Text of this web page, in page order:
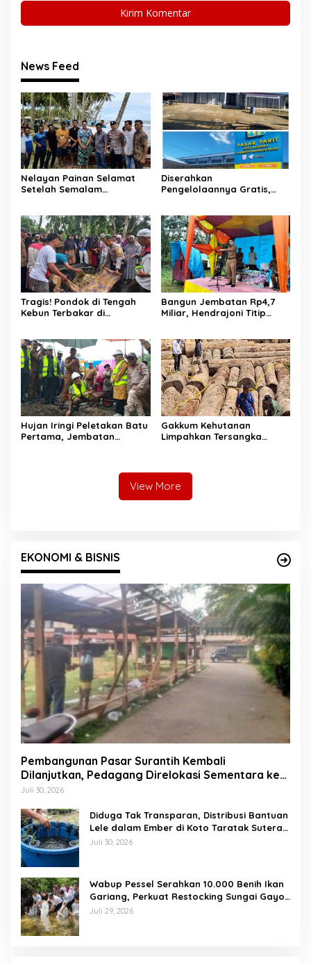
News Feed
Nelayan Painan Selamat
Setelah Semalam
Selatan
Diserahkan
Pengelolaannya Gratis,
Kontrak Toko
Tragis! Pondok di Tengah
Kebun Terbakar di
Bakar
Bangun Jembatan Rp4,7
Miliar, Hendrajoni Titip
Sembarangan
Hujan Iringi Peletakan Batu
Pertama, Jembatan
Gakkum Kehutanan
Limpahkan Tersangka
View More
EKONOMI & BISNIS
Pembangunan Pasar Surantih Kembali
Dilanjutkan, Pedagang Direlokasi Sementara ke
Lapangan Gadih Basanai
Juli 30, 2026
Diduga Tak Transparan, Distribusi Bantuan
Lele dalam Ember di Koto Taratak Sutera
Tuai Sorotan Warga
Juli 30, 2026
Wabup Pessel Serahkan 10.000 Benih Ikan
Gariang, Perkuat Restocking Sungai Gayo
demi Kelestarian Perairan
Juli 29, 2026